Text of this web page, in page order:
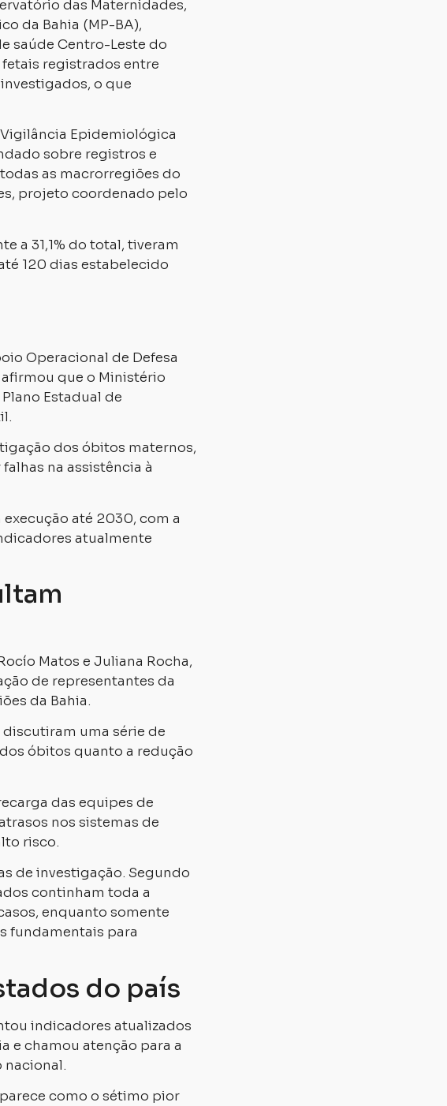
das Maternidades,
da Bahia (MP-BA),
saúde Centro-Leste do
registrados entre
o que
Epidemiológica
sobre registros e
as macrorregiões do
projeto coordenado pelo
a 31,1% do total, tiveram
120 dias estabelecido
Operacional de Defesa
que o Ministério
Estadual de
dos óbitos maternos,
na assistência à
até 2030, com a
atualmente
Matos e Juliana Rocha,
de representantes da
da Bahia.
uma série de
óbitos quanto a redução
das equipes de
nos sistemas de
risco.
de investigação. Segundo
continham toda a
enquanto somente
fundamentais para
do país
indicadores atualizados
e chamou atenção para a
nacional.
como o sétimo pior